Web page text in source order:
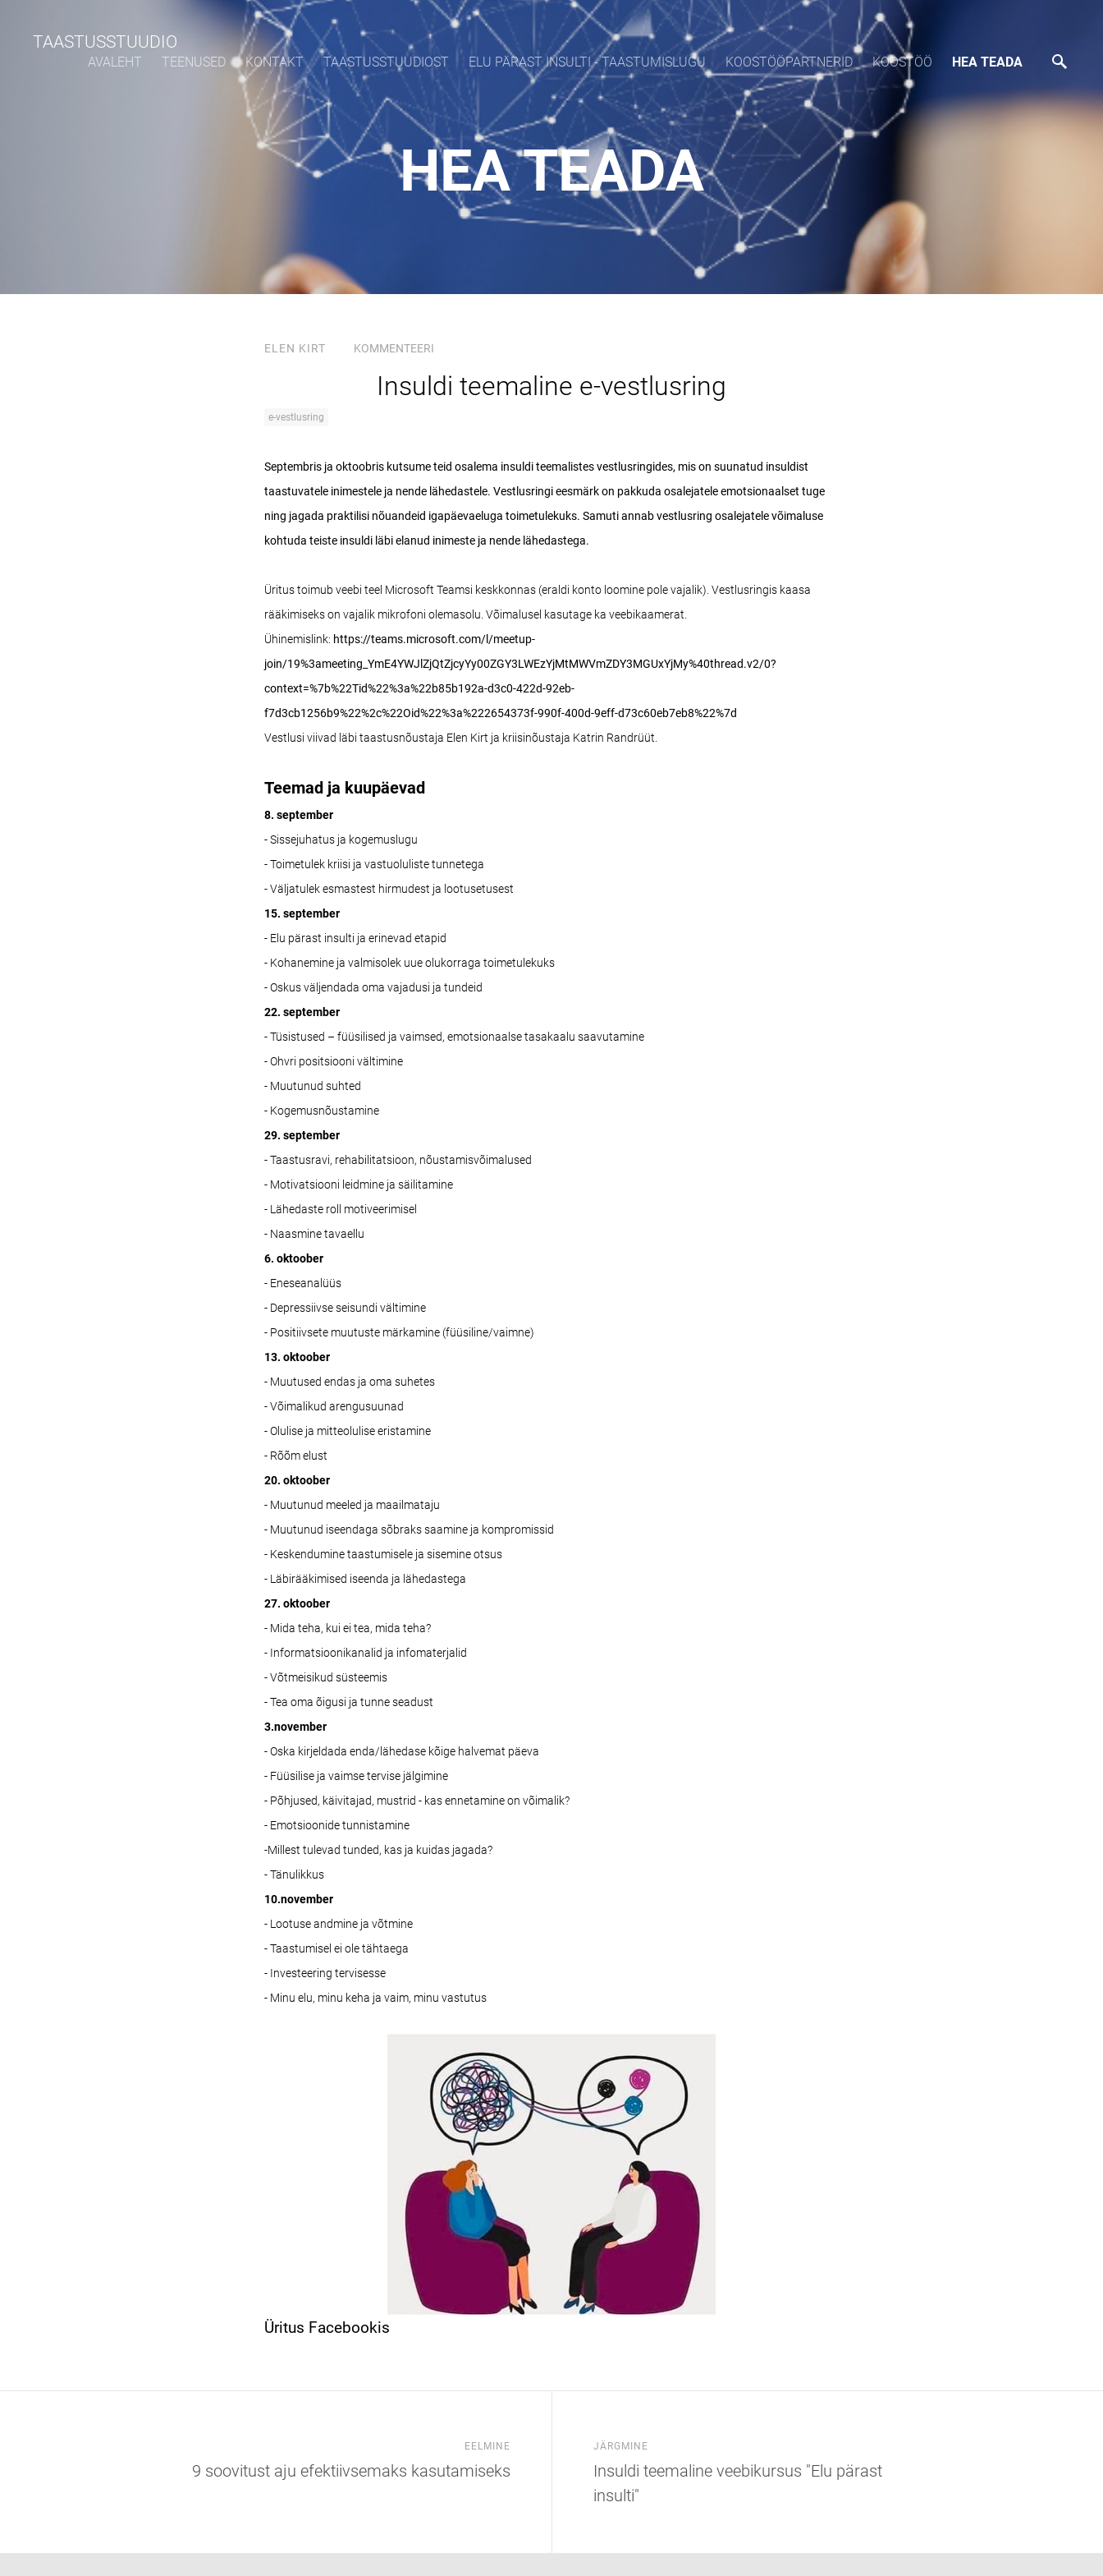
TAASTUSSTUUDIO
AVALEHT TEENUSED KONTAKT TAASTUSSTUUDIOST ELU PÄRAST INSULTI - TAASTUMISLUGU KOOSTÖÖPARTNERID KOOSTÖÖ HEA TEADA
HEA TEADA
ELEN KIRT KOMMENTEERI
Insuldi teemaline e-vestlusring
e-vestlusring
Septembris ja oktoobris kutsume teid osalema insuldi teemalistes vestlusringides, mis on suunatud insuldist
taastuvatele inimestele ja nende lähedastele. Vestlusringi eesmärk on pakkuda osalejatele emotsionaalset tuge
ning jagada praktilisi nõuandeid igapäevaeluga toimetulekuks. Samuti annab vestlusring osalejatele võimaluse
kohtuda teiste insuldi läbi elanud inimeste ja nende lähedastega.
Üritus toimub veebi teel Microsoft Teamsi keskkonnas (eraldi konto loomine pole vajalik). Vestlusringis kaasa
rääkimiseks on vajalik mikrofoni olemasolu. Võimalusel kasutage ka veebikaamerat.
Ühinemislink: https://teams.microsoft.com/l/meetup-
join/19%3ameeting_YmE4YWJlZjQtZjcyYy00ZGY3LWEzYjMtMWVmZDY3MGUxYjMy%40thread.v2/0?
context=%7b%22Tid%22%3a%22b85b192a-d3c0-422d-92eb-
f7d3cb1256b9%22%2c%22Oid%22%3a%222654373f-990f-400d-9eff-d73c60eb7eb8%22%7d
Vestlusi viivad läbi taastusnõustaja Elen Kirt ja kriisinõustaja Katrin Randrüüt.
Teemad ja kuupäevad
8. september
- Sissejuhatus ja kogemuslugu
- Toimetulek kriisi ja vastuoluliste tunnetega
- Väljatulek esmastest hirmudest ja lootusetusest
15. september
- Elu pärast insulti ja erinevad etapid
- Kohanemine ja valmisolek uue olukorraga toimetulekuks
- Oskus väljendada oma vajadusi ja tundeid
22. september
- Tüsistused – füüsilised ja vaimsed, emotsionaalse tasakaalu saavutamine
- Ohvri positsiooni vältimine
- Muutunud suhted
- Kogemusnõustamine
29. september
- Taastusravi, rehabilitatsioon, nõustamisvõimalused
- Motivatsiooni leidmine ja säilitamine
- Lähedaste roll motiveerimisel
- Naasmine tavaellu
6. oktoober
- Eneseanalüüs
- Depressiivse seisundi vältimine
- Positiivsete muutuste märkamine (füüsiline/vaimne)
13. oktoober
- Muutused endas ja oma suhetes
- Võimalikud arengusuunad
- Olulise ja mitteolulise eristamine
- Rõõm elust
20. oktoober
- Muutunud meeled ja maailmataju
- Muutunud iseendaga sõbraks saamine ja kompromissid
- Keskendumine taastumisele ja sisemine otsus
- Läbirääkimised iseenda ja lähedastega
27. oktoober
- Mida teha, kui ei tea, mida teha?
- Informatsioonikanalid ja infomaterjalid
- Võtmeisikud süsteemis
- Tea oma õigusi ja tunne seadust
3.november
- Oska kirjeldada enda/lähedase kõige halvemat päeva
- Füüsilise ja vaimse tervise jälgimine
- Põhjused, käivitajad, mustrid - kas ennetamine on võimalik?
- Emotsioonide tunnistamine
-Millest tulevad tunded, kas ja kuidas jagada?
- Tänulikkus
10.november
- Lootuse andmine ja võtmine
- Taastumisel ei ole tähtaega
- Investeering tervisesse
- Minu elu, minu keha ja vaim, minu vastutus
Üritus Facebookis
EELMINE
9 soovitust aju efektiivsemaks kasutamiseks
JÄRGMINE
Insuldi teemaline veebikursus "Elu pärast
insulti"